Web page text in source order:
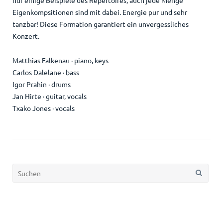
Eigenkompsitionen sind mit dabei. Energie pur und sehr
tanzbar! Diese Formation garantiert ein unvergessliches
Konzert.
Matthias Falkenau · piano, keys
Carlos Dalelane · bass
Igor Prahin · drums
Jan Hirte · guitar, vocals
Txako Jones · vocals
Suchen